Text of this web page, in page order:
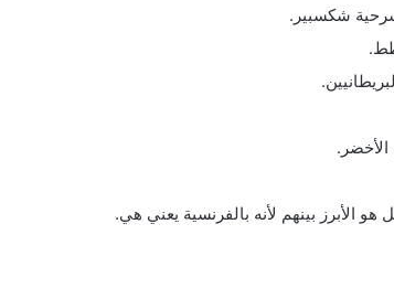
شكسبير.
الأبرز بينهم لأنه بالفرنسية يعني هي.